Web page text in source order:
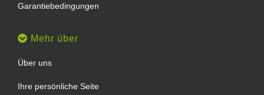
Garantiebedingungen
Mehr über
Über uns
Ihre persönliche Seite